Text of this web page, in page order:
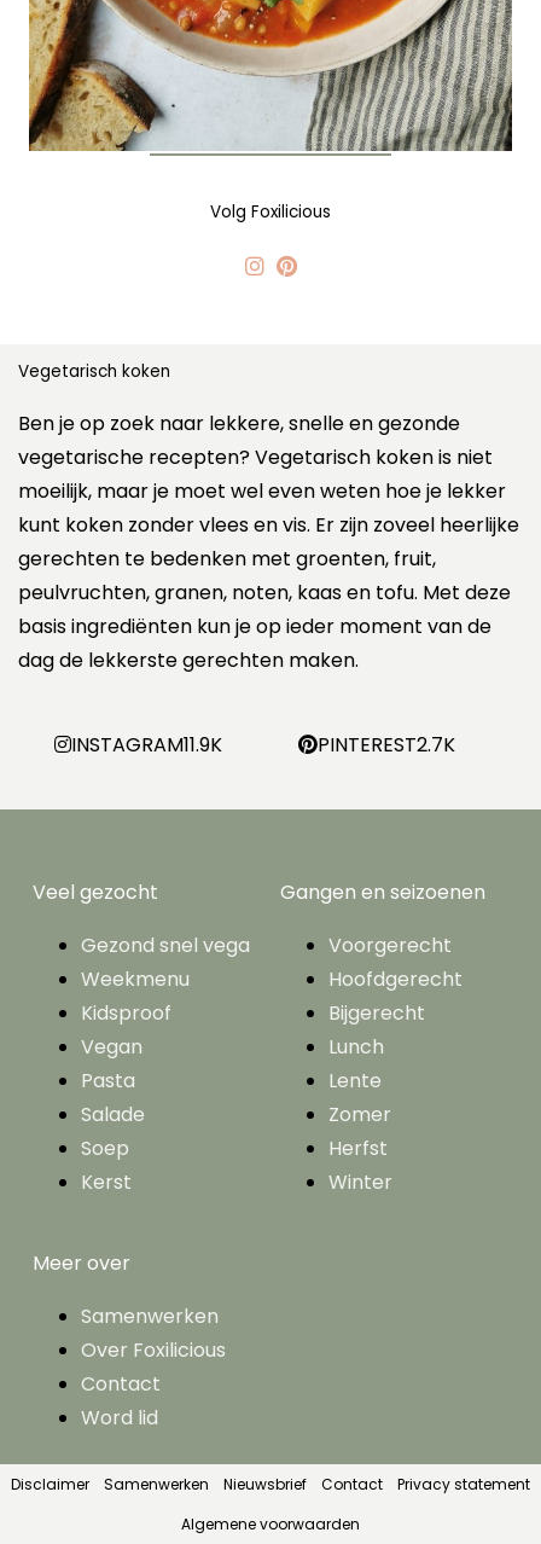
Volg Foxilicious
Vegetarisch koken
Ben je op zoek naar lekkere, snelle en gezonde
vegetarische recepten? Vegetarisch koken is niet
moeilijk, maar je moet wel even weten hoe je lekker
kunt koken zonder vlees en vis. Er zijn zoveel heerlijke
gerechten te bedenken met groenten, fruit,
peulvruchten, granen, noten, kaas en tofu. Met deze
basis ingrediënten kun je op ieder moment van de
dag de lekkerste gerechten maken.
INSTAGRAM11.9K PINTEREST2.7K
Veel gezocht
Gezond snel vega
Weekmenu
Kidsproof
Vegan
Pasta
Salade
Soep
Kerst
Gangen en seizoenen
Voorgerecht
Hoofdgerecht
Bijgerecht
Lunch
Lente
Zomer
Herfst
Winter
Meer over
Samenwerken
Over Foxilicious
Contact
Word lid
Disclaimer Samenwerken Nieuwsbrief Contact
Privacy statement
Algemene voorwaarden